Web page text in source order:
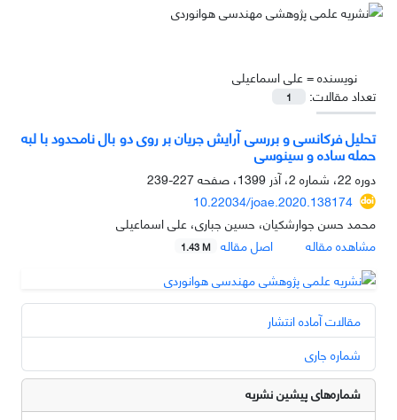
نویسنده =علی اسماعیلی
تعداد مقالات:
1
تحلیل فرکانسی و بررسی آرایش جریان بر روی دو بال نامحدود با لبه
حمله ساده و سینوسی
دوره 22، شماره 2، آذر 1399، صفحه
227-239
10.22034/joae.2020.138174
محمد حسن جوارشکیان، حسین جباری، علی اسماعیلی
مشاهده مقاله
اصل مقاله 1.43 M
مقالات آماده انتشار
شماره جاری
شماره‌های پیشین نشریه